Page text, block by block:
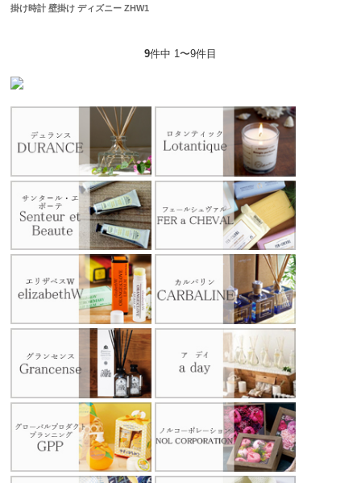
掛け時計 壁掛け ディズニー ZHW1
9件中 1〜9件目